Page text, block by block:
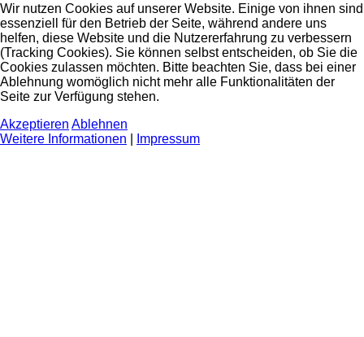
Wir nutzen Cookies auf unserer Website. Einige von ihnen sind
essenziell für den Betrieb der Seite, während andere uns
helfen, diese Website und die Nutzererfahrung zu verbessern
(Tracking Cookies). Sie können selbst entscheiden, ob Sie die
Cookies zulassen möchten. Bitte beachten Sie, dass bei einer
Ablehnung womöglich nicht mehr alle Funktionalitäten der
Seite zur Verfügung stehen.
Akzeptieren Ablehnen
Weitere Informationen
Impressum